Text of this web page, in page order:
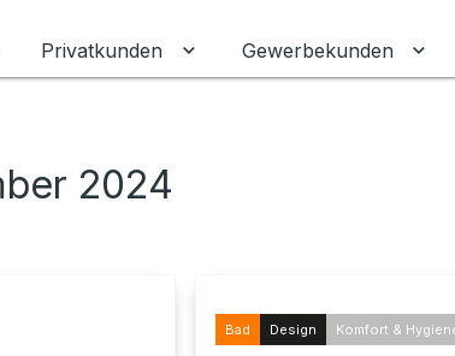
für Erneuerbare Energien umschalten
Privatkunden Untermenü für
Gewerbekunden
2024
Bad Design Komfort &